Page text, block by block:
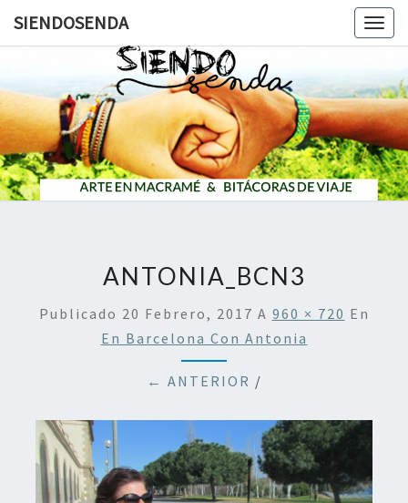
SIENDOSENDA
ANTONIA_BCN3
Publicado 20 Febrero, 2017 A 960 × 720 En
En Barcelona Con Antonia
← ANTERIOR /